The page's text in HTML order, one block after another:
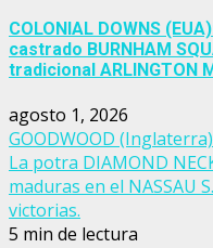
COLONIAL DOWNS
castrado BURNHAM
tradicional ARLINGTON
agosto 1, 2026
GOODWOOD
La potra DIAMOND
maduras en el NASSAU
victorias.
5 min de lectura